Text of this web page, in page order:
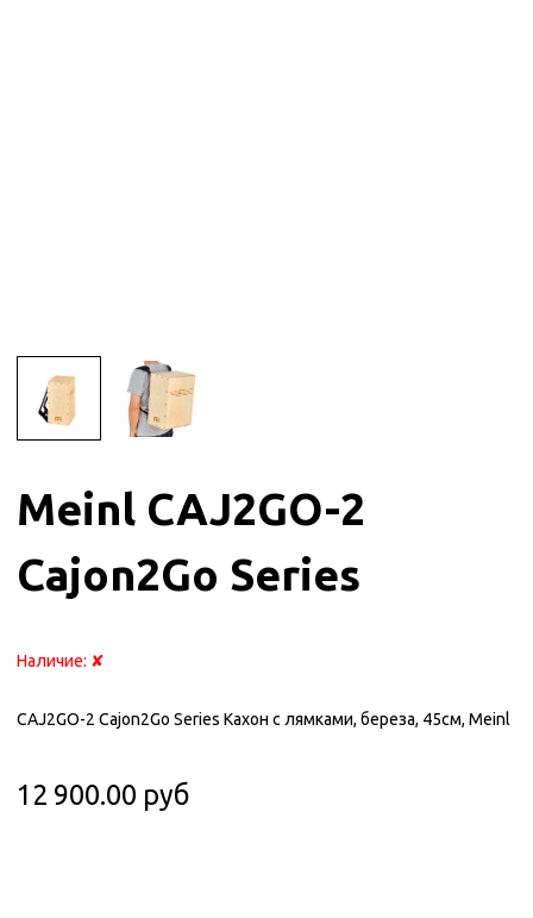
Meinl CAJ2GO-2
Cajon2Go Series
Наличие: ✘
CAJ2GO-2 Cajon2Go Series Кахон с лямками, береза, 45см, Meinl
12 900.00 руб